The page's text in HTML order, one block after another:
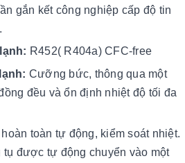
gắn kết công nghiệp cấp độ tin
R452( R404a) CFC-free
Cưỡng bức, thông qua một
đều và ổn định nhiệt độ tối đa
hoàn toàn tự động, kiểm soát nhiệt.
được tự động chuyển vào một